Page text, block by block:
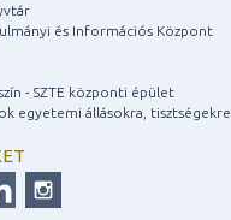
és Információs Központ
- SZTE központi épület
egyetemi állásokra, tisztségekre